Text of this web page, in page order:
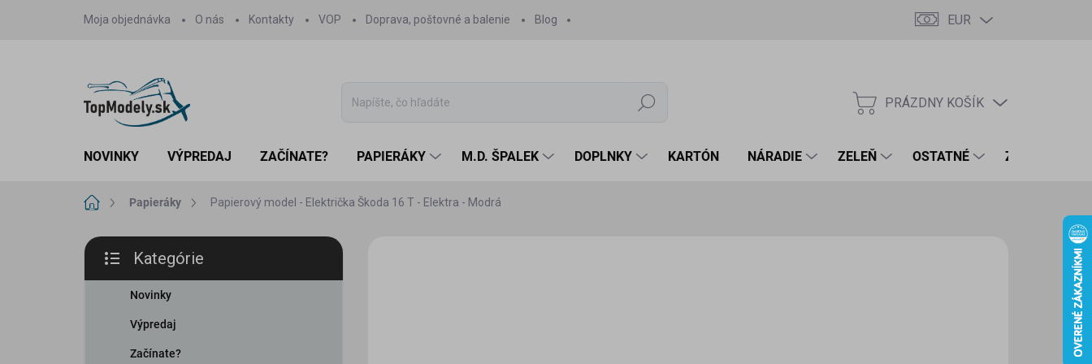
Moja objednávka O nás Kontakty VOP Doprava, poštovné a balenie Blog EUR
Hľadať
NÁKUPNÝ
PRÁZDNY KOŠÍK
NOVINKY VÝPREDAJ ZAČÍNATE? PAPIERÁKY M.D. ŠPALEK DOPLNKY KARTÓN NÁRADIE ZELEŇ OSTATNÉ ZNAČKY
DomovPapieráky Papierový model - Električka Škoda 16 T - Elektra - Modrá
B
č
kategórie
Kategórie
Novinky
Výpredaj
Začínate?